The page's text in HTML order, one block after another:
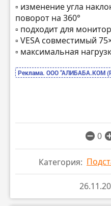
▫️ изменение угла
поворот на 360°
▫️ подходит для
▫️ VESA совместимый
▫️ максимальная
Реклама. ООО “АЛИБАБА.КОМ
0
Категория: